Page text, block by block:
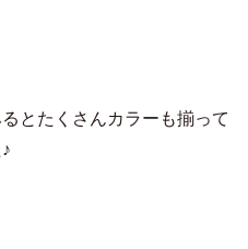
とたくさんカラーも揃って